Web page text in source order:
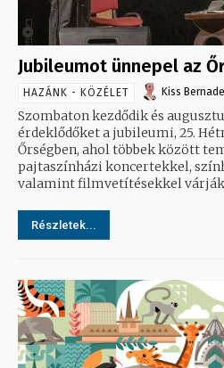
Jubileumot ünnepel az
HAZÁNK - KÖZÉLET Kiss
Szombaton kezdődik és
érdeklődőket a jubileumi, 25.
Őrségben, ahol többek között
pajtaszínházi koncertekkel,
valamint filmvetítésekkel várják
Részletek...